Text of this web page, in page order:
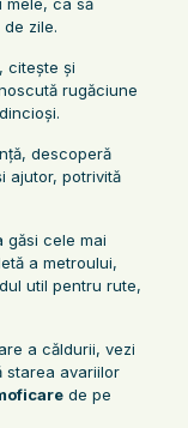
zile.
citește și
rugăciune
descoperă
ajutor, potrivită
găsi cele mai
a metroului,
util pentru rute,
a căldurii, vezi
starea avariilor
de pe